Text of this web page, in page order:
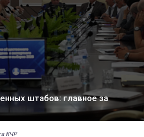
штабов: главное за
КЧР